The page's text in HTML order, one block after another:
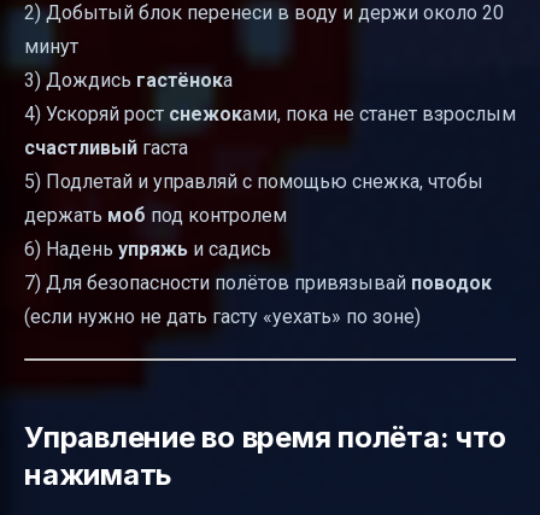
2) Добытый блок перенеси в воду и держи около 20
минут
3) Дождись гастёнока
4) Ускоряй рост снежоками, пока не станет взрослым
счастливый гаста
5) Подлетай и управляй с помощью снежка, чтобы
держать моб под контролем
6) Надень упряжь и садись
7) Для безопасности полётов привязывай поводок
(если нужно не дать гасту «уехать» по зоне)
Управление во время полёта: что
нажимать